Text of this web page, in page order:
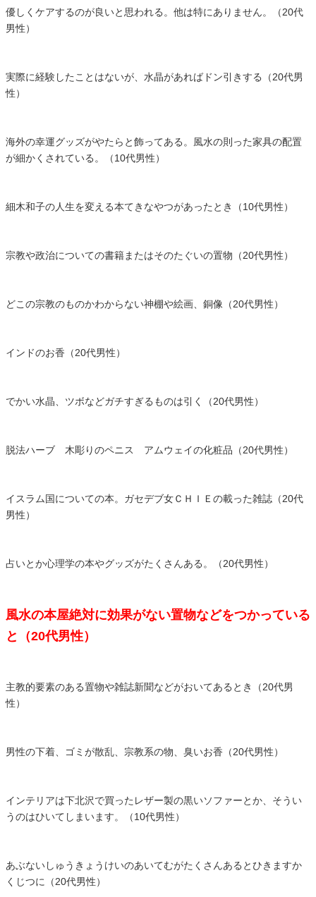
優しくケアするのが良いと思われる。他は特にありません。（20代
男性）
実際に経験したことはないが、水晶があればドン引きする（20代男
性）
海外の幸運グッズがやたらと飾ってある。風水の則った家具の配置
が細かくされている。（10代男性）
細木和子の人生を変える本てきなやつがあったとき（10代男性）
宗教や政治についての書籍またはそのたぐいの置物（20代男性）
どこの宗教のものかわからない神棚や絵画、銅像（20代男性）
インドのお香（20代男性）
でかい水晶、ツボなどガチすぎるものは引く（20代男性）
脱法ハーブ 木彫りのペニス アムウェイの化粧品（20代男性）
イスラム国についての本。ガセデブ女ＣＨＩＥの載った雑誌（20代
男性）
占いとか心理学の本やグッズがたくさんある。（20代男性）
風水の本屋絶対に効果がない置物などをつかっている
と（20代男性）
主教的要素のある置物や雑誌新聞などがおいてあるとき（20代男
性）
男性の下着、ゴミが散乱、宗教系の物、臭いお香（20代男性）
インテリアは下北沢で買ったレザー製の黒いソファーとか、そうい
うのはひいてしまいます。（10代男性）
あぶないしゅうきょうけいのあいてむがたくさんあるとひきますか
くじつに（20代男性）